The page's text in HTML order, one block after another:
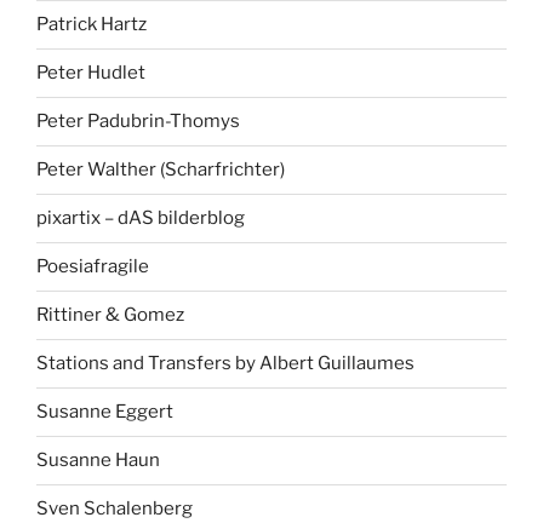
Patrick Hartz
Peter Hudlet
Peter Padubrin-Thomys
Peter Walther (Scharfrichter)
pixartix – dAS bilderblog
Poesiafragile
Rittiner & Gomez
Stations and Transfers by Albert Guillaumes
Susanne Eggert
Susanne Haun
Sven Schalenberg